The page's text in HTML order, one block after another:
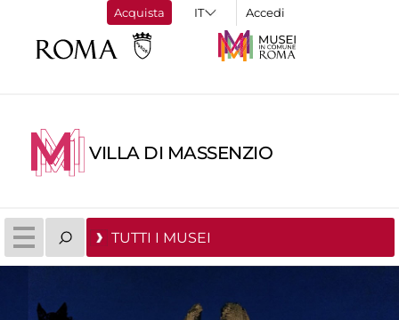
Acquista Accedi
VILLA DI MASSENZIO
TUTTI I MUSEI